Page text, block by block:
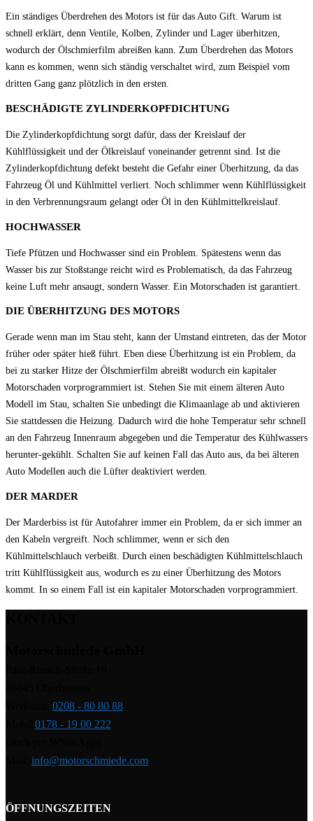
Ein ständiges Überdrehen des Motors ist für das Auto Gift. Warum ist
schnell erklärt, denn Ventile, Kolben, Zylinder und Lager überhitzen,
wodurch der Ölschmierfilm abreißen kann. Zum Überdrehen das Motors
kann es kommen, wenn sich ständig verschaltet wird, zum Beispiel vom
dritten Gang ganz plötzlich in den ersten.
BESCHÄDIGTE ZYLINDERKOPFDICHTUNG
Die Zylinderkopfdichtung sorgt dafür, dass der Kreislauf der
Kühlflüssigkeit und der Ölkreislauf voneinander getrennt sind. Ist die
Zylinderkopfdichtung defekt besteht die Gefahr einer Überhitzung, da das
Fahrzeug Öl und Kühlmittel verliert. Noch schlimmer wenn Kühlflüssigkeit
in den Verbrennungsraum gelangt oder Öl in den Kühlmittelkreislauf.
HOCHWASSER
Tiefe Pfützen und Hochwasser sind ein Problem. Spätestens wenn das
Wasser bis zur Stoßstange reicht wird es Problematisch, da das Fahrzeug
keine Luft mehr ansaugt, sondern Wasser. Ein Motorschaden ist garantiert.
DIE ÜBERHITZUNG DES MOTORS
Gerade wenn man im Stau steht, kann der Umstand eintreten, das der Motor
früher oder später hieß führt. Eben diese Überhitzung ist ein Problem, da
bei zu starker Hitze der Ölschmierfilm abreißt wodurch ein kapitaler
Motorschaden vorprogrammiert ist. Stehen Sie mit einem älteren Auto
Modell im Stau, schalten Sie unbedingt die Klimaanlage ab und aktivieren
Sie stattdessen die Heizung. Dadurch wird die hohe Temperatur sehr schnell
an den Fahrzeug Innenraum abgegeben und die Temperatur des Kühlwassers
herunter-gekühlt. Schalten Sie auf keinen Fall das Auto aus, da bei älteren
Auto Modellen auch die Lüfter deaktiviert werden.
DER MARDER
Der Marderbiss ist für Autofahrer immer ein Problem, da er sich immer an
den Kabeln vergreift. Noch schlimmer, wenn er sich den
Kühlmittelschlauch verbeißt. Durch einen beschädigten Kühlmittelschlauch
tritt Kühlflüssigkeit aus, wodurch es zu einer Überhitzung des Motors
kommt. In so einem Fall ist ein kapitaler Motorschaden vorprogrammiert.
0208 - 80 80 88
0178 - 19 00 222
info@motorschmiede.com
ÖFFNUNGSZEITEN